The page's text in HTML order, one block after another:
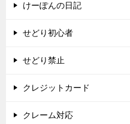
けーぽんの日記
せどり初心者
せどり禁止
クレジットカード
クレーム対応